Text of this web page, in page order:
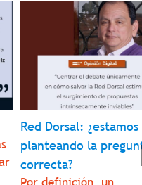
Red Dorsal: ¿estamos
planteando la
correcta?